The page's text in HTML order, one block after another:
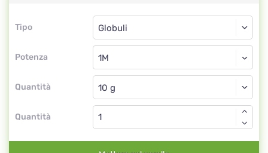
Tipo
Tipo
Potenza
Globuli
1M
Quantità
Globuli
Quantità